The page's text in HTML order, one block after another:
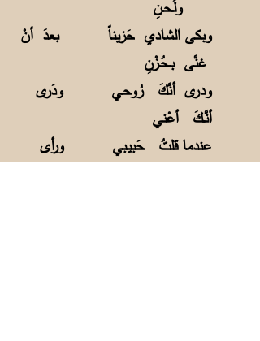
ولَـحـنِ
وبكى الشادي حَزيناًبعدَ أنْ
غنَّى بــحُـزْنِ
ودرى أنَّكَ رُوحـيودَرى
أنَّــكَ أعْني
عندما قلتُ حَبيـبيورأى